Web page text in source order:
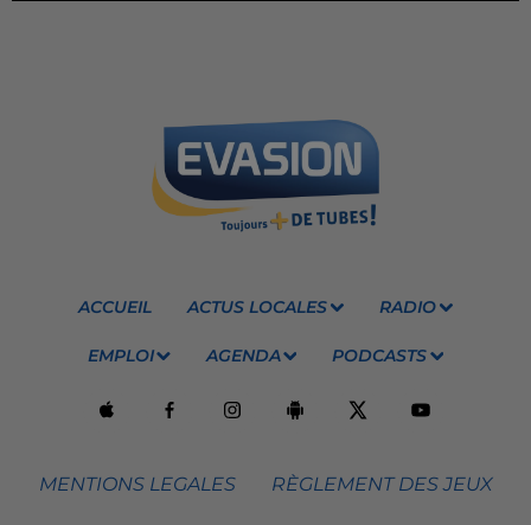
ACCUEIL ACTUS LOCALES RADIO
EMPLOI AGENDA PODCASTS
MENTIONS LEGALES RÈGLEMENT DES JEUX